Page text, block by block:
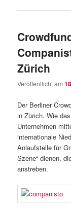
Zürich
Veröffentlicht am
Der Berliner
in Zürich. Wie
Unternehmen
internationale
Anlaufstelle für
Szene“ dienen,
anstreben.